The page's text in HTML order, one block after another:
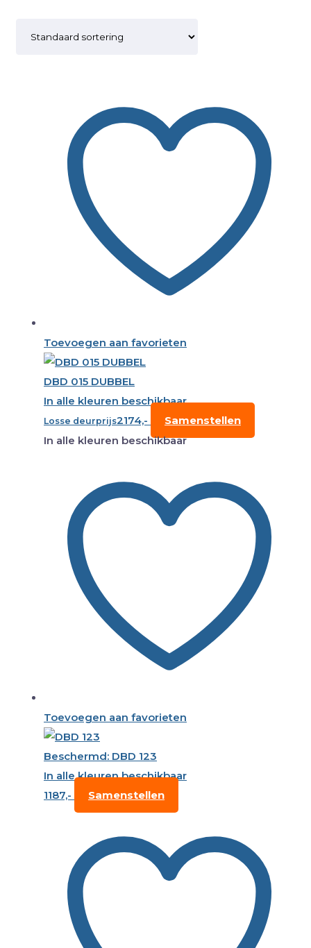
Toevoegen aan favorieten
DBD 015 DUBBEL
In alle kleuren beschikbaar
Losse deurprijs2174,-
Samenstellen
In alle kleuren beschikbaar
Toevoegen aan favorieten
Beschermd: DBD 123
In alle kleuren beschikbaar
1187,-
Samenstellen